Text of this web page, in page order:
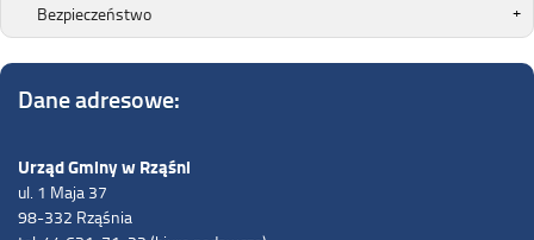
Bezpieczeństwo
Dane adresowe:
Urząd Gminy w Rząśni
ul. 1 Maja 37
98-332 Rząśnia